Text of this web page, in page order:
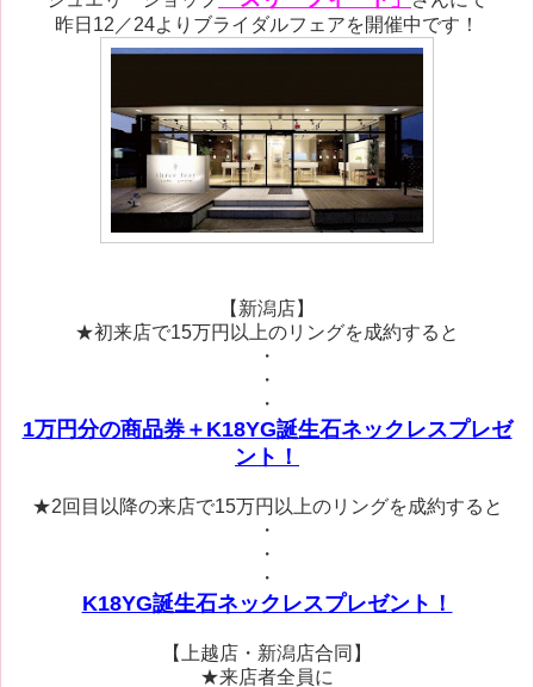
昨日12／24よりブライダルフェアを開催中です！
【新潟店】
★初来店で15万円以上のリングを成約すると
・
・
・
1万円分の商品券＋K18YG誕生石ネックレスプレゼ
ント！
★2回目以降の来店で15万円以上のリングを成約すると
・
・
・
K18YG誕生石ネックレスプレゼント！
【上越店・新潟店合同】
★来店者全員に